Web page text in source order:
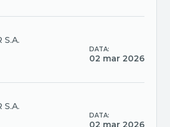
S.A.
DATA:
02 mar 2026
S.A.
DATA:
02 mar 2026